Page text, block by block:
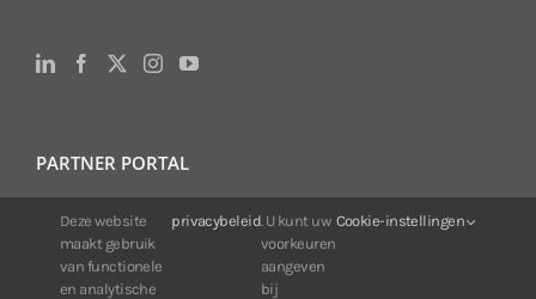
PARTNER PORTAL
Voor klanten van IDIS:
24/7 beschikbaarheid, altijd en overal.
Web:https://portal.idisglobal.solutions
Deze website
maakt gebruik
van functionele
en analytische
privacybeleid. U kunt uw
voorkeuren
aangeven
bij
Cookie-instellingen